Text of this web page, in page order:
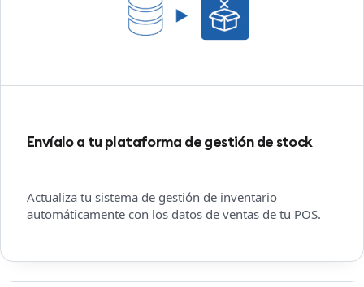
Envíalo a tu plataforma de gestión de stock
Actualiza tu sistema de gestión de inventario
automáticamente con los datos de ventas de tu POS.